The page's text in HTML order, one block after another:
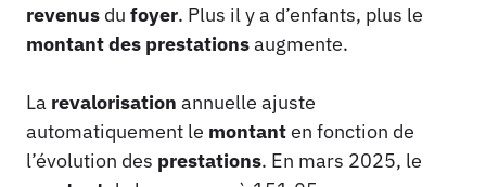
revenus du foyer. Plus il y a d’enfants, plus le
montant des prestationsaugmente.
La revalorisation annuelle ajuste
automatiquement le montanten fonction de
l’évolution des prestations. En mars 2025, le